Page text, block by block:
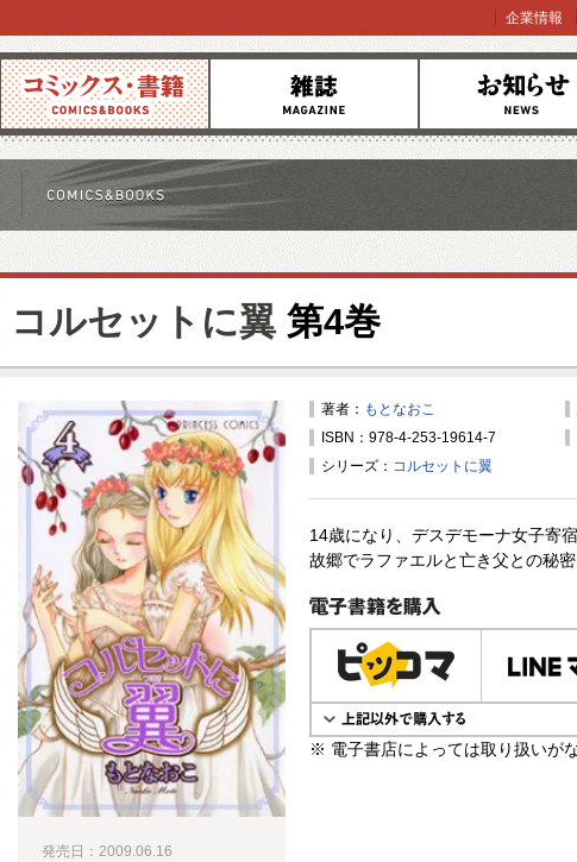
コミックス 雑誌 お知らせ
企業情報
コルセットに翼 第4巻
著者： もとなおこ
ISBN：978-4-253-19614-7
シリーズ： コルセットに翼
14歳になり、デスデモーナ女子寄
故郷でラファエルと亡き父との秘
電子書籍で購入
※ 電子書店によっては取り扱いが
発売日：2009.06.16